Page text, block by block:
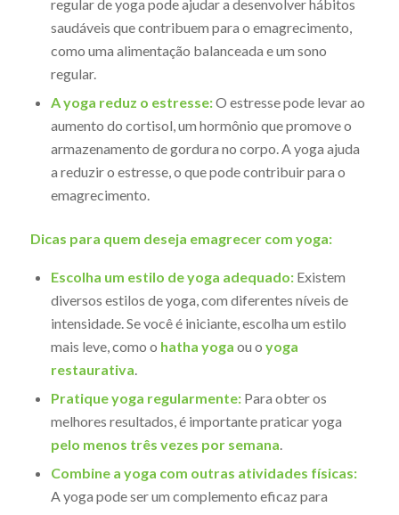
regular de yoga pode ajudar a desenvolver hábitos
saudáveis que contribuem para o emagrecimento,
como uma alimentação balanceada e um sono
regular.
A yoga reduz o estresse:O estresse pode levar ao
aumento do cortisol, um hormônio que promove o
armazenamento de gordura no corpo. A yoga ajuda
a reduzir o estresse, o que pode contribuir para o
emagrecimento.
Dicas para quem deseja emagrecer com yoga:
Escolha um estilo de yoga adequado:Existem
diversos estilos de yoga, com diferentes níveis de
intensidade. Se você é iniciante, escolha um estilo
mais leve, como o hatha yoga ou o yoga
restaurativa.
Pratique yoga regularmente:Para obter os
melhores resultados, é importante praticar yoga
pelo menos três vezes por semana.
Combine a yoga com outras atividades físicas:
A yoga pode ser um complemento eficaz para